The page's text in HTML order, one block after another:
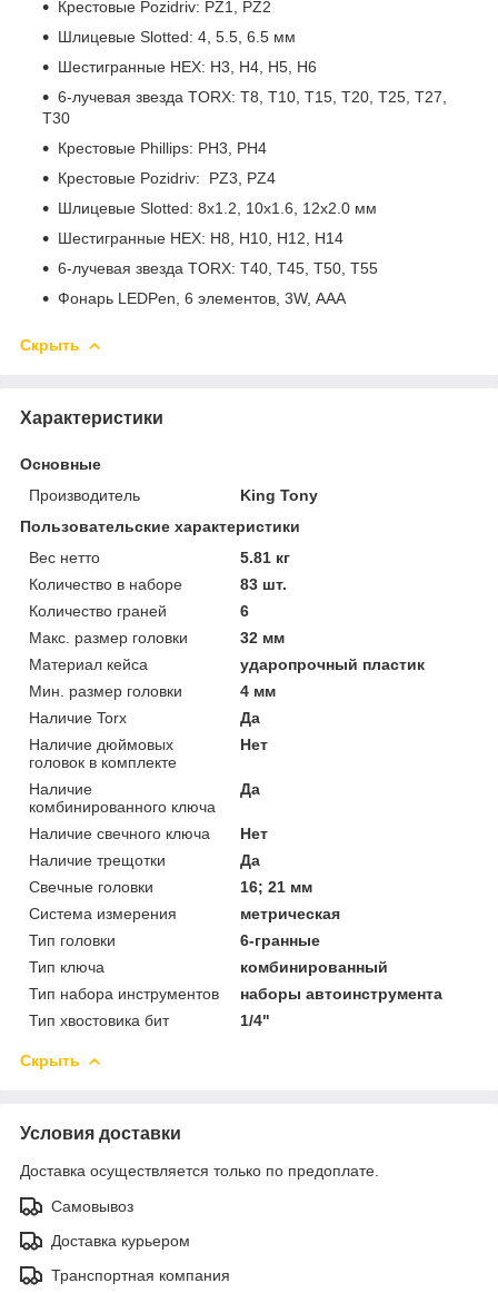
Крестовые Pozidriv: PZ1, PZ2
Шлицевые Slotted: 4, 5.5, 6.5 мм
Шестигранные HEX: H3, H4, H5, H6
6-лучевая звезда TORX: T8, T10, T15, T20, T25, T27,
T30
Крестовые Phillips: PH3, PH4
Крестовые Pozidriv: PZ3, PZ4
Шлицевые Slotted: 8x1.2, 10x1.6, 12x2.0 мм
Шестигранные HEX: H8, H10, H12, H14
6-лучевая звезда TORX: T40, T45, T50, T55
Фонарь LEDPen, 6 элементов, 3W, ААА
Скрыть
Характеристики
Основные
Производитель
King Tony
Пользовательские характеристики
Вес нетто
5.81 кг
Количество в наборе
83 шт.
Количество граней
6
Макс. размер головки
32 мм
Материал кейса
ударопрочный пластик
Мин. размер головки
4 мм
Наличие Torx
Да
Наличие дюймовых
головок в комплекте
Нет
Наличие
комбинированного ключа
Да
Наличие свечного ключа
Нет
Наличие трещотки
Да
Свечные головки
16; 21 мм
Система измерения
метрическая
Тип головки
6-гранные
Тип ключа
комбинированный
Тип набора инструментов
наборы автоинструмента
Тип хвостовика бит
1/4"
Скрыть
Условия доставки
Доставка осуществляется только по предоплате.
Самовывоз
Доставка курьером
Транспортная компания